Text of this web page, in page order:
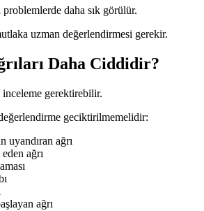
daha sık görülür.
uzman değerlendirmesi gerekir.
Daha Ciddidir?
gerektirebilir.
geciktirilmemelidir:
uyandıran ağrı
ağrı
ağrı